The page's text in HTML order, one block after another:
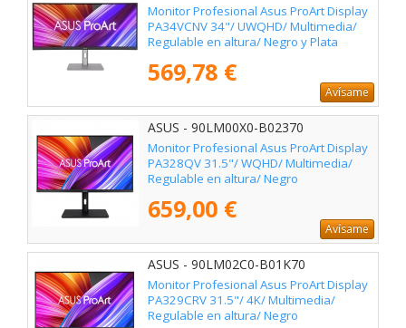
Monitor Profesional Asus ProArt Display
PA34VCNV 34"/ UWQHD/ Multimedia/
Regulable en altura/ Negro y Plata
569,78 €
Avísame
ASUS - 90LM00X0-B02370
Monitor Profesional Asus ProArt Display
PA328QV 31.5"/ WQHD/ Multimedia/
Regulable en altura/ Negro
659,00 €
Avísame
ASUS - 90LM02C0-B01K70
Monitor Profesional Asus ProArt Display
PA329CRV 31.5"/ 4K/ Multimedia/
Regulable en altura/ Negro